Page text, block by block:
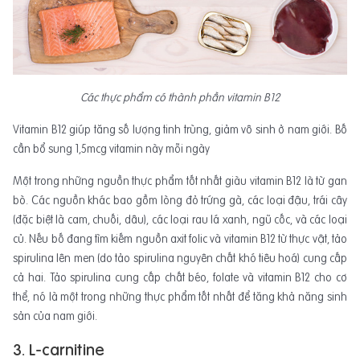
Các thực phẩm có thành phần vitamin B12
Vitamin B12 giúp tăng số lượng tinh trùng, giảm vô sinh ở nam giới. Bố
cần bổ sung 1,5mcg vitamin này mỗi ngày
Một trong những nguồn thực phẩm tốt nhất giàu vitamin B12 là từ gan
bò. Các nguồn khác bao gồm lòng đỏ trứng gà, các loại đậu, trái cây
(đặc biệt là cam, chuối, dâu), các loại rau lá xanh, ngũ cốc, và các loại
củ. Nếu bố đang tìm kiếm nguồn axit folic và vitamin B12 từ thực vật, tảo
spirulina lên men (do tảo spirulina nguyên chất khó tiêu hoá) cung cấp
cả hai. Tảo spirulina cung cấp chất béo, folate và vitamin B12 cho cơ
thể, nó là một trong những thực phẩm tốt nhất để tăng khả năng sinh
sản của nam giới.
3. L-carnitine